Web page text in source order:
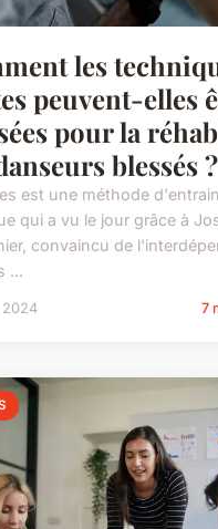
les
peuvent-elles
pour la
blessés ?
est une méthode
qui a vu le jour grâce à
convaincu de
...
2024 7